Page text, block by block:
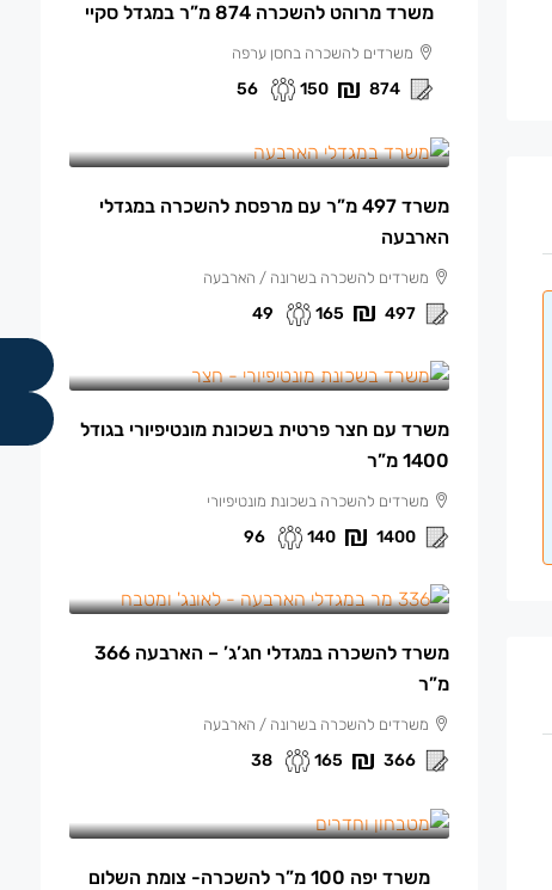
משרד מרוהט להשכרה 874 מ”ר במגדל סקיי
משרדים להשכרה בחסן ערפה
874
150
56
משרד 497 מ”ר עם מרפסת להשכרה במגדלי
הארבעה
משרדים להשכרה בשרונה / הארבעה
497
165
49
משרד עם חצר פרטית בשכונת מונטיפיורי בגודל
1400 מ”ר
משרדים להשכרה בשכונת מונטיפיורי
1400
140
96
משרד להשכרה במגדלי חג’ג’ – הארבעה 366
מ”ר
משרדים להשכרה בשרונה / הארבעה
366
165
38
משרד יפה 100 מ”ר להשכרה- צומת השלום